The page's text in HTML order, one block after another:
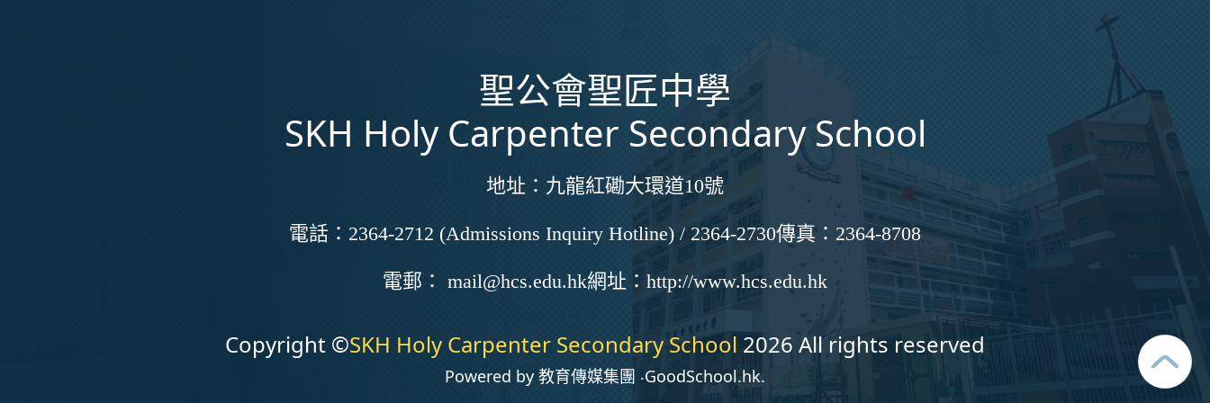
聖公會聖匠中學
SKH Holy Carpenter Secondary School
地址： 九龍紅磡大環道10號
電話： 2364-2712 (Admissions Inquiry Hotline) / 2364-2730傳真： 2364-8708
電郵： mail@hcs.edu.hk網址： http://www.hcs.edu.hk
Copyright ©SKH Holy Carpenter Secondary School 2026 All rights reserved
Powered by 教育傳媒集團 ‧GoodSchool.hk.